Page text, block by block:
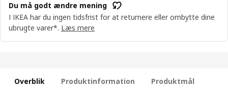
Du må godt ændre mening
I IKEA har du ingen tidsfrist for at returnere eller ombytte dine
ubrugte varer*. Læs mere
Overblik Produktinformation Produktmål